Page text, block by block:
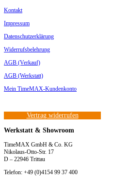
Kontakt
Impressum
Datenschutzerklärung
Widerrufsbelehrung
AGB (Verkauf)
AGB (Werkstatt)
Mein TimeMAX-Kundenkonto
Vertrag widerrufen
Werkstatt & Showroom
TimeMAX GmbH & Co. KG
Nikolaus-Otto-Str. 17
D – 22946 Trittau
Telefon: +49 (0)4154 99 37 400